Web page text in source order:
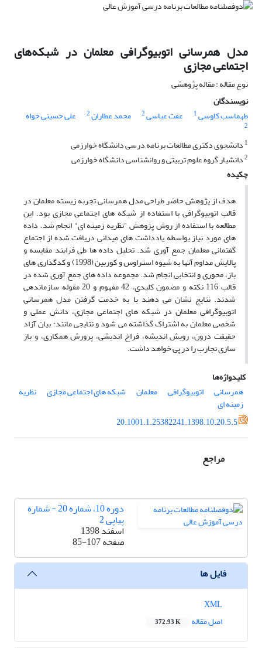
مدل همرسانی اتوبیوگرافی معلمان در شبکه‌های
اجتماعی مجازی
نوع مقاله : مقاله پژوهشی
نویسندگان
طهماسب کاوسی1 عفت عباسی2 محمد عطاران2 علی حسینی خواه
2
1 دانشجوی دکتری مطالعات برنامه درسی دانشگاه خوارزمی
2دانشیار گروه علوم تربیتی و روانشناسی دانشگاه خوارزمی
چکیده
هدف از پژوهش حاضر طراحی مدل همرسانی تجربه زیسته معلمان در
قالب اتوبیوگرافی با استفاده از شبکه های اجتماعی مجازی بود. این
مطالعه با استفاده از روش پژوهش "نظریه زمینه ای" انجام شد. داده
های مورد نیاز بواسطه یادداشت های میدانی دریافت شده از اجتماع
گفتمانی معلمان جمع آوری شد. تحلیل داده ها طی فرایند مقایسه و
پالایش مداوم آنها به شیوه استراوس و کوربین (1998) و کدگذاری های
باز، محوری و انتخابی انجام شد. مجموعه داده های جمع آوری شده در
قالب 116 نکته و مضمون کلیدی، 42 مفهوم و 20 مقوله سازماندهی
شدند. نتایج نشان می دهند با به خدمت گرفتن مدل همرسانی
اتوبیوگرافی معلمان در شبکه های اجتماعی مجازی، دانش عملی و
شخصی معلمان به اشتراک گذاشته می شود و نتایجی مانند: بیان آزاد
حقیقت درون، رویش اندیشه، فراخ اندیشی، پرورش همکاری، و باز
سازی تجارب را در پی خواهد داشت.
کلیدواژه‌ها
همرسانی
اتوبیوگرافی معلمان شبکه های اجتماعی مجازی نظریه
زمینه ای
20.1001.1.25382241.1398.10.20.5.5
مراجع
دوره 10، شماره 20 - شماره
پیاپی 2
اسفند 1398
صفحه85-107
فایل ها
اصل مقاله
372.93 K